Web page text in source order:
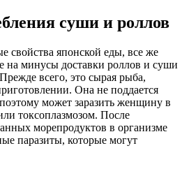
суши и роллов
свойства японской еды, все же
на минусы доставки роллов и суши
всего, это сырая рыба,
Она не поддается
может заразить женщину в
токсоплазмозом. После
морепродуктов в организме
паразиты, которые могут